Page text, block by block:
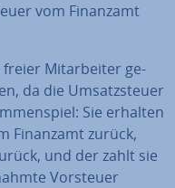
vom Finanzamt
freier Mit­ar­bei­ter ge­
da die Um­satz­steu­er
Sie erhalten
Finanzamt zurück,
und der zahlt sie
Vorsteuer